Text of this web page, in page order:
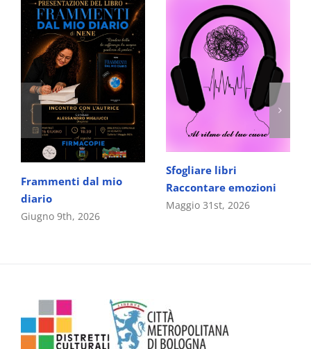
Frammenti dal mio
diario
Giugno 9th, 2026
Sfogliare libri
Raccontare emozioni
Maggio 31st, 2026